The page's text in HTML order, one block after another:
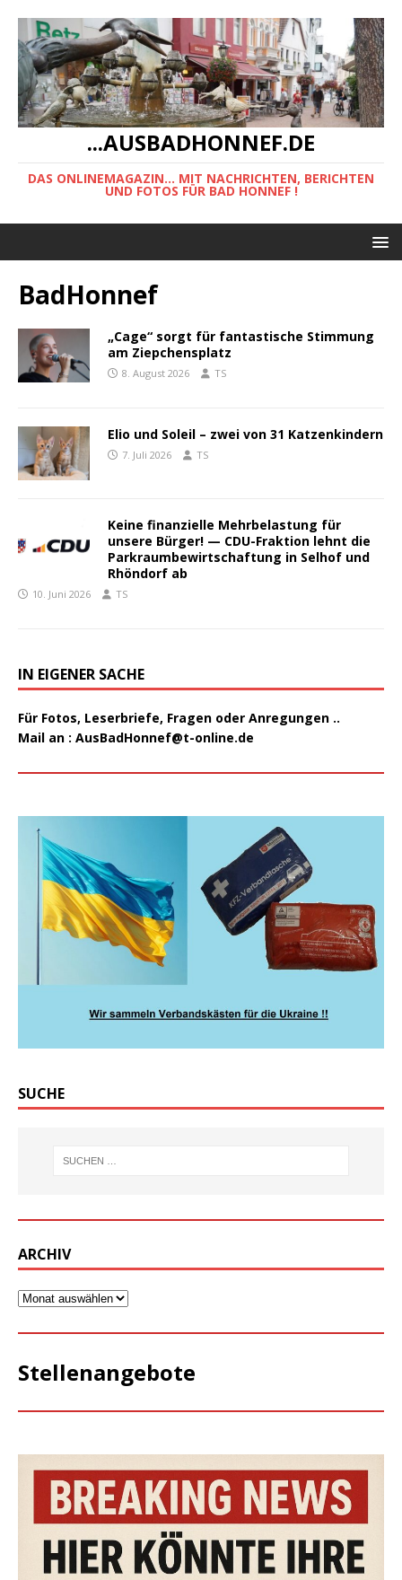
...AUSBADHONNEF.DE
DAS ONLINEMAGAZIN... MIT NACHRICHTEN, BERICHTEN
UND FOTOS FÜR BAD HONNEF !
BadHonnef
„Cage“ sorgt für fantastische Stimmung
am Ziepchensplatz
8. August 2026 TS
Elio und Soleil – zwei von 31 Katzenkindern
7. Juli 2026 TS
Keine finanzielle Mehrbelastung für
unsere Bürger! — CDU-Fraktion lehnt die
Parkraumbewirtschaftung in Selhof und
Rhöndorf ab
10. Juni 2026 TS
IN EIGENER SACHE
Für Fotos, Leserbriefe, Fragen oder Anregungen ..
Mail an : AusBadHonnef@t-online.de
SUCHE
ARCHIV
Stellenangebote